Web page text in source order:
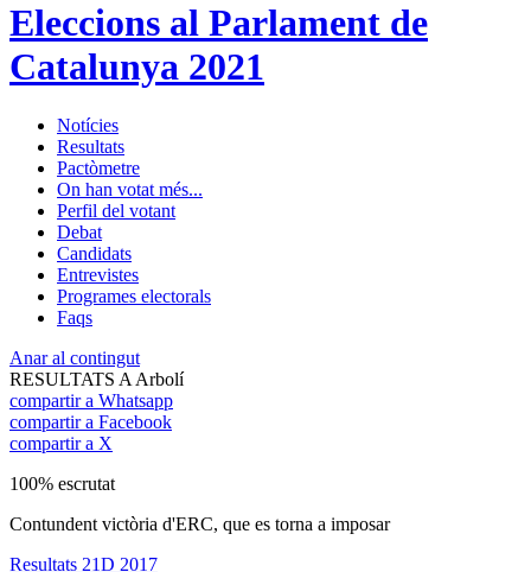
Eleccions al Parlament de
Catalunya 2021
Notícies
Resultats
Pactòmetre
On han votat més...
Perfil del votant
Debat
Candidats
Entrevistes
Programes electorals
Faqs
Anar al contingut
RESULTATS A Arbolí
compartir a Whatsapp
compartir a Facebook
compartir a X
100% escrutat
Contundent victòria d'ERC, que es torna a imposar
Resultats 21D 2017